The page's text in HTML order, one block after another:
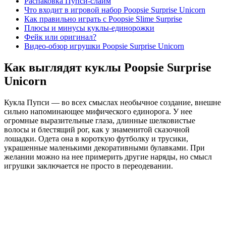
Что входит в игровой набор Poopsie Surprise Unicorn
Как правильно играть с Poopsie Slime Surprise
Плюсы и минусы куклы-единорожки
Фейк или оригинал?
Видео-обзор игрушки Poopsie Surprise Unicorn
Как выглядят куклы Poopsie Surprise
Unicorn
Кукла Пупси — во всех смыслах необычное создание, внешне
сильно напоминающее мифического единорога. У нее
огромные выразительные глаза, длинные шелковистые
волосы и блестящий рог, как у знаменитой сказочной
лошадки. Одета она в короткую футболку и трусики,
украшенные маленькими декоративными булавками. При
желании можно на нее примерить другие наряды, но смысл
игрушки заключается не просто в переодевании.